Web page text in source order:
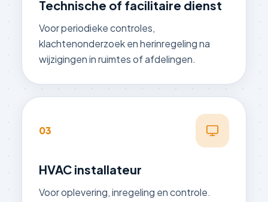
Technische of facilitaire dienst
Voor periodieke controles,
klachtenonderzoek en herinregeling na
wijzigingen in ruimtes of afdelingen.
03
HVAC installateur
Voor oplevering, inregeling en controle.